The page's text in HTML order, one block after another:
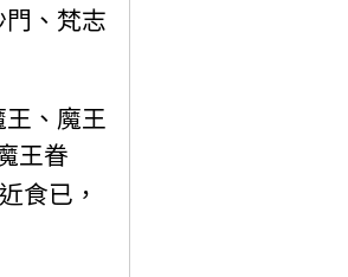
、梵志
、魔王
王眷
食已，